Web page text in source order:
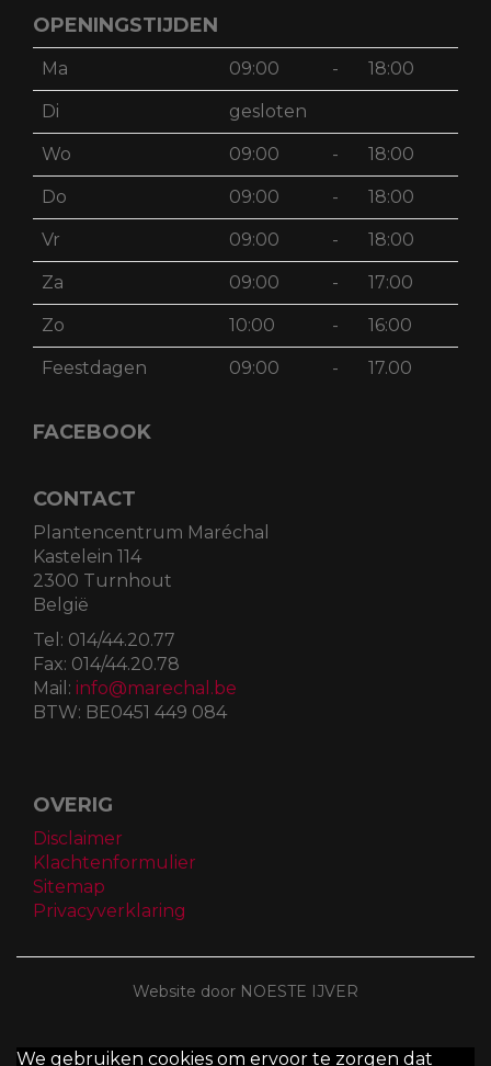
OPENINGSTIJDEN
Ma 09:00 - 18:00
Di gesloten
Wo 09:00 - 18:00
Do 09:00 - 18:00
Vr 09:00 - 18:00
Za 09:00 - 17:00
Zo 10:00 - 16:00
Feestdagen 09:00 - 17.00
FACEBOOK
CONTACT
Plantencentrum Maréchal
Kastelein 114
2300 Turnhout
België
Tel: 014/44.20.77
Fax: 014/44.20.78
Mail: info@marechal.be
BTW: BE0451 449 084
OVERIG
Disclaimer
Klachtenformulier
Sitemap
Privacyverklaring
Website door NOESTE IJVER
We gebruiken cookies om ervoor te zorgen dat